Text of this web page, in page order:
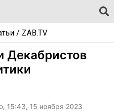
/ ZAB.TV
Декабристов
15:43, 15 ноября 2023